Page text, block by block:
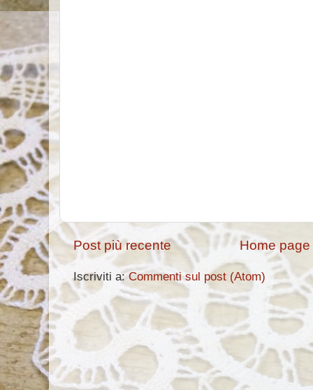
Post più recente Home page
Iscriviti a:Commenti sul post (Atom)